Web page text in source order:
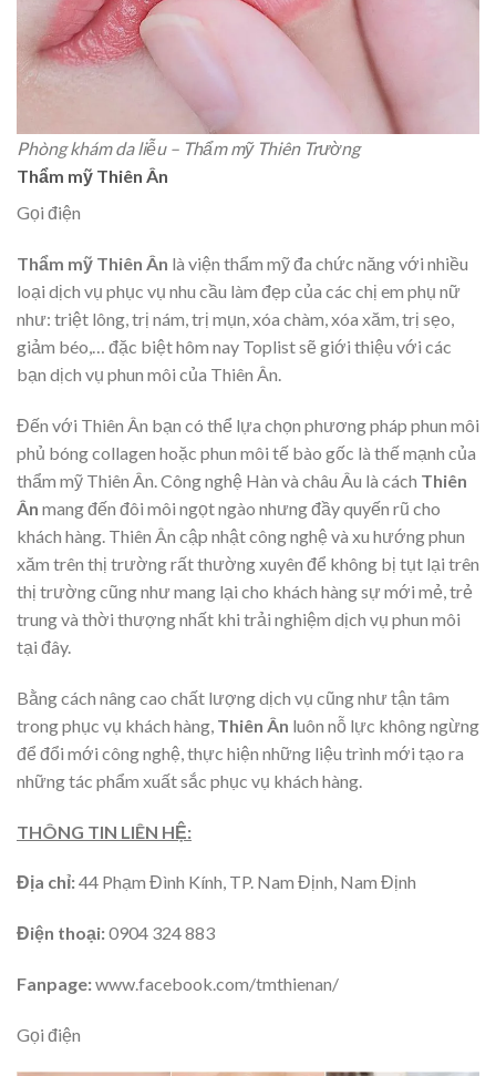
Phòng khám da liễu – Thẩm mỹ Thiên Trường
Thẩm mỹ Thiên Ân
Gọi điện
Thẩm mỹ Thiên Ân là viện thẩm mỹ đa chức năng với nhiều
loại dịch vụ phục vụ nhu cầu làm đẹp của các chị em phụ nữ
như: triệt lông, trị nám, trị mụn, xóa chàm, xóa xăm, trị sẹo,
giảm béo,… đặc biệt hôm nay Toplist sẽ giới thiệu với các
bạn dịch vụ phun môi của Thiên Ân.
Đến với Thiên Ân bạn có thể lựa chọn phương pháp phun môi
phủ bóng collagen hoặc phun môi tế bào gốc là thế mạnh của
thẩm mỹ Thiên Ân. Công nghệ Hàn và châu Âu là cách Thiên
Ân mang đến đôi môi ngọt ngào nhưng đầy quyến rũ cho
khách hàng. Thiên Ân cập nhật công nghệ và xu hướng phun
xăm trên thị trường rất thường xuyên để không bị tụt lại trên
thị trường cũng như mang lại cho khách hàng sự mới mẻ, trẻ
trung và thời thượng nhất khi trải nghiệm dịch vụ phun môi
tại đây.
Bằng cách nâng cao chất lượng dịch vụ cũng như tận tâm
trong phục vụ khách hàng, Thiên Ân luôn nỗ lực không ngừng
để đổi mới công nghệ, thực hiện những liệu trình mới tạo ra
những tác phẩm xuất sắc phục vụ khách hàng.
THÔNG TIN LIÊN HỆ:
Địa chỉ:44 Phạm Đình Kính, TP. Nam Định, Nam Định
Điện thoại:0904 324 883
Fanpage:www.facebook.com/tmthienan/
Gọi điện